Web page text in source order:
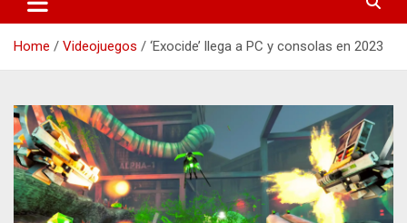
Home Videojuegos ‘Exocide’ llega a PC y consolas en 2023